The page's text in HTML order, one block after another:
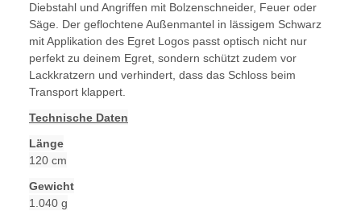
Diebstahl und Angriffen mit Bolzenschneider, Feuer oder
Säge. Der geflochtene Außenmantel in lässigem Schwarz
mit Applikation des Egret Logos passt optisch nicht nur
perfekt zu deinem Egret, sondern schützt zudem vor
Lackkratzern und verhindert, dass das Schloss beim
Transport klappert.
Technische Daten
Länge
120 cm
Gewicht
1.040 g